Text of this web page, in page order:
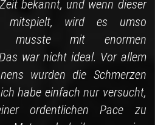
bekannt, und wenn dieser
mitspielt, wird es umso
musste mit enormen
war nicht ideal. Vor allem
wurden die Schmerzen
habe einfach nur versucht,
ordentlichen Pace zu